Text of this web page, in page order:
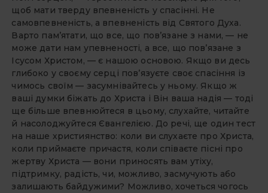
щоб мати тверду впевненість у спасінні. Не
самовпевненість, а впевненість від Святого Духа.
Варто пам’ятати, що все, що пов’язане з нами, — не
може дати нам упевненості, а все, що пов’язане з
Ісусом Христом, — є нашою основою. Якщо ви десь
глибоко у своєму серці пов’язуєте своє спасіння із
чимось своїм — засумнівайтесь у ньому. Якщо ж
ваші думки біжать до Христа і Він ваша надія — тоді
ще більше впевнюйтеся в цьому, слухайте, читайте
й насолоджуйтеся Євангелією. До речі, ще один тест
на наше християнство: коли ви слухаєте про Христа,
коли приймаєте причастя, коли співаєте пісні про
жертву Христа — вони приносять вам утіху,
підтримку, радість, чи, можливо, засмучують або
залишають байдужими? Можливо, хочеться чогось